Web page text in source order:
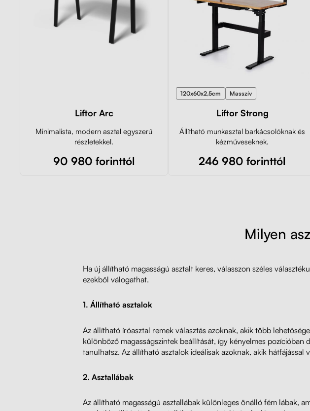
Liftor Arc
Minimalista, modern asztal egyszerű
részletekkel.
90 980 forinttól
120x60x2,5cm Masszív
Liftor Strong
Állítható munkasztal barkácsolóknak és
kézműveseknek.
246 980 forinttól
Milyen
Ha új állítható magasságú asztalt keres, válasszon széles
ezekből válogathat.
1. Állítható asztalok
Az állítható íróasztal remek választás azoknak, akik több
különböző magasságszintek beállítását, így kényelmes
tanulhatsz. Az állítható asztalok ideálisak azoknak, akik hátfájással
2. Asztallábak
Az állítható magasságú asztallábak különleges önálló fém lábak,